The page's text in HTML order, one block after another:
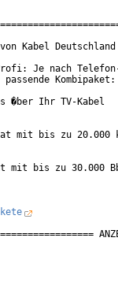
Kabel Deutschland
Je nach
Kombipaket:
�ber Ihr TV-Kabel
mit bis zu 20.000
mit bis zu 30.000